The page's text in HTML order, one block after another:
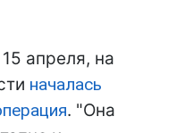
апреля, на
началась
. "Она